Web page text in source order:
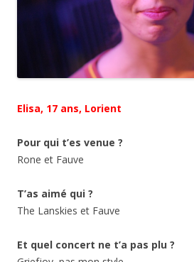
Elisa, 17 ans, Lorient
Pour qui t’es venue ?
Rone et Fauve
T’as aimé qui ?
The Lanskies et Fauve
Et quel concert ne t’a pas plu ?